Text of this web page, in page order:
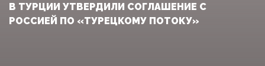
В ТУРЦИИ УТВЕРДИЛИ СОГЛАШЕНИЕ С
РОССИЕЙ ПО «ТУРЕЦКОМУ ПОТОКУ»